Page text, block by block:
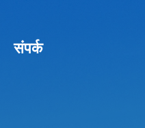
संपर्क